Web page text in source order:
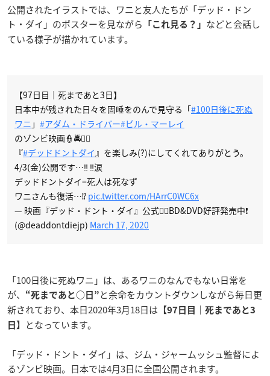
公開されたイラストでは、ワニと友人たちが「デッド・ドン
ト・ダイ」のポスターを見ながら
「これ見る？」 などと会話し
ている様子が描かれています。
【97日目｜死まであと3日】
日本中が残された日々を固唾をのんで見守る「#100日後に死ぬ
ワニ 」 #アダム・ドライバー#ビル・マーレイ
のゾンビ映画👮🚔🧟‍♂
『#デッドドントダイ 』を楽しみ(?)にしてくれてありがとう。
4/3(金)公開です…‼️ ‼️涙
デッドドントダイ=死人は死なず
ワニさんも復活…⁉️ pic.twitter.com/HArrC0WC6x
— 映画『デッド・ドント・ダイ』公式🧟‍♀️BD&DVD好評発売中❗️
(@deaddontdiejp) March 17, 2020
「100日後に死ぬワニ」は、あるワニのなんでもない日常を
が、
“死まであと○日” と余命をカウントダウンしながら毎日更
新されており、本日2020年3月18日は 【97日目｜死まであと3
日】
となっています。
「デッド・ドント・ダイ」は、ジム・ジャームッシュ監督によ
るゾンビ映画。日本では4月3日に全国公開されます。